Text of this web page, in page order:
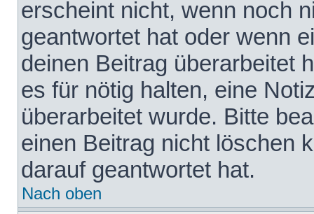
erscheint nicht, wenn noch
geantwortet hat oder wenn
deinen Beitrag überarbeitet
es für nötig halten, eine
überarbeitet wurde. Bitte
einen Beitrag nicht löschen
darauf geantwortet hat.
Nach oben